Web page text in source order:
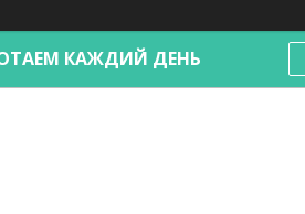
КАЖДИЙ ДЕНЬ